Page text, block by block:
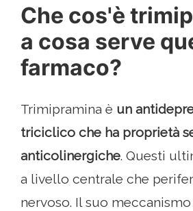
Che cos'è
a cosa serve
farmaco?
Trimipramina è un
triciclico che ha proprietà
anticolinergiche. Questi
a livello centrale che
nervoso. Il suo